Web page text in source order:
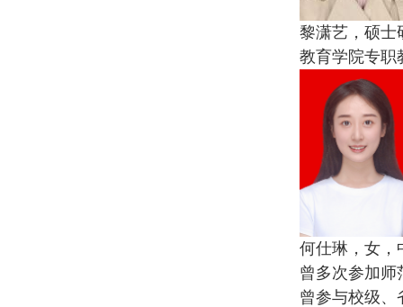
黎潇艺，硕士
教育学院专职
何仕琳，女，
曾多次参加师
曾参与校级、